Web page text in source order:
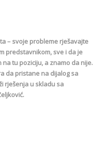
– svoje probleme rješavajte
predstavnikom, sve i da je
tu poziciju, a znamo da nije.
da pristane na dijalog sa
rješenja u skladu sa